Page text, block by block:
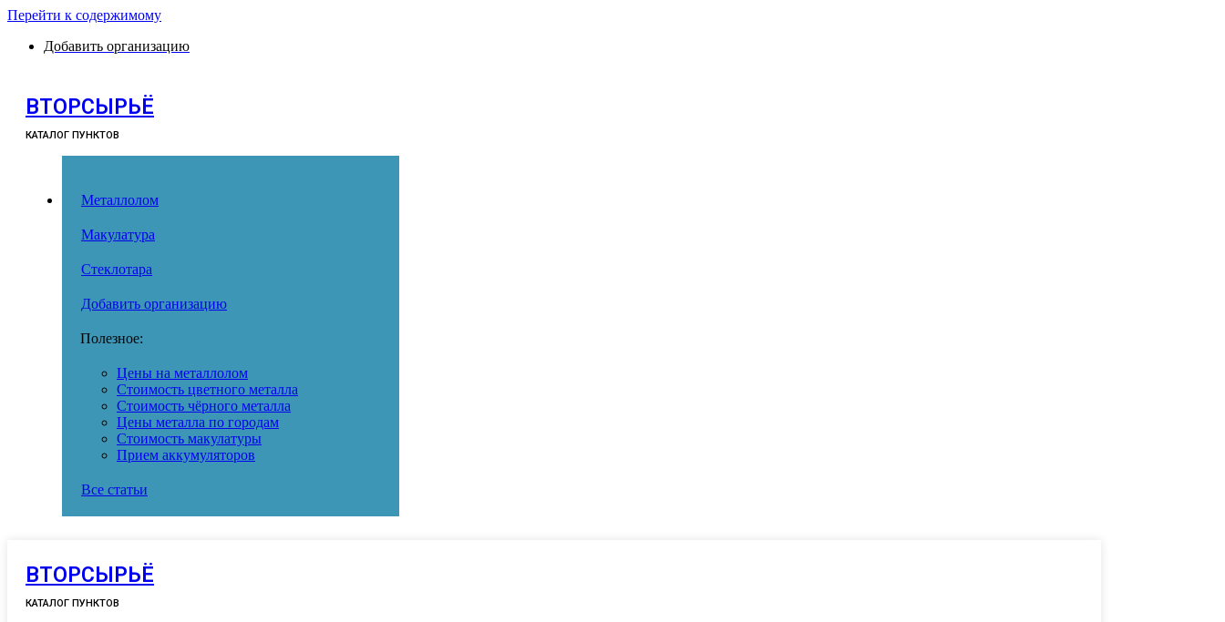
Перейти к содержимому
Добавить организацию
ВТОРСЫРЬЁ
КАТАЛОГ ПУНКТОВ
Металлолом
Макулатура
Стеклотара
Добавить организацию
Полезное:
Цены на металлолом
Стоимость цветного металла
Стоимость чёрного металла
Цены металла по городам
Стоимость макулатуры
Прием аккумуляторов
Все статьи
ВТОРСЫРЬЁ
КАТАЛОГ ПУНКТОВ